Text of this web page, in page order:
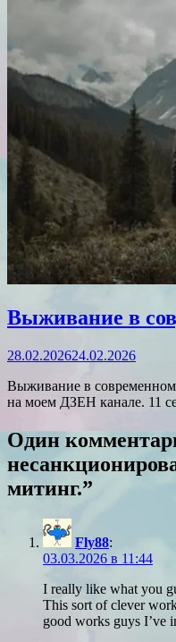
Выживание в
28.02.202624.02.2026
Выживание в современном
на моем ДЗЕН канале. 11
Один
митинг.”
Fly88:
03.03.2026 в 11:44
I really like what you
This sort of clever
good works guys I’ve